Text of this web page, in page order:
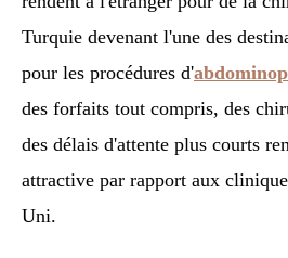
Turquie devenant l'une des
pour les procédures d'
des forfaits tout compris, des
des délais d'attente plus courts
attractive par rapport aux
Uni.